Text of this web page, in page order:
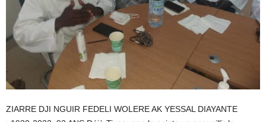
ZIARRE DJI NGUIR FEDELI WOLERE AK YESSAL DIAYANTE